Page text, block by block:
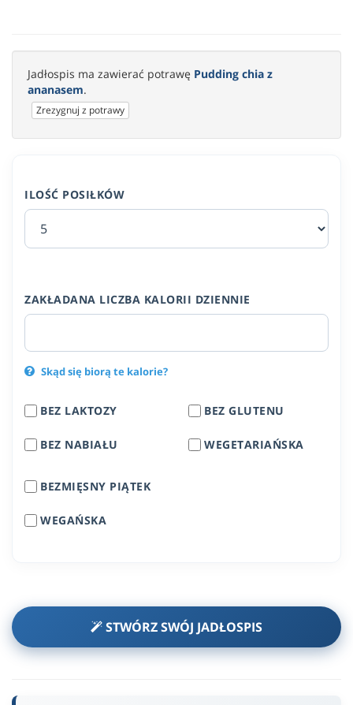
Jadłospis ma zawierać potrawę Pudding chia z
ananasem.
Zrezygnuj z potrawy
ILOŚĆ POSIŁKÓW
ZAKŁADANA LICZBA KALORII DZIENNIE
Skąd się biorą te kalorie?
BEZ LAKTOZY
BEZ NABIAŁU
BEZ GLUTENU
WEGETARIAŃSKA
BEZMIĘSNY PIĄTEK
WEGAŃSKA
STWÓRZ SWÓJ JADŁOSPIS